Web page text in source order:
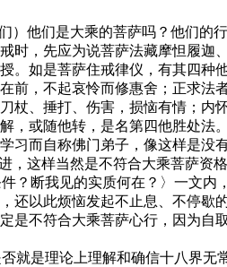
他们是大乘的菩萨吗？他们的
，先应为说菩萨法藏摩怛履迦
如是菩萨住戒律仪，有其四
，不起哀怜而修惠舍；正求法
、捶打、伤害，损恼有情；内
或随他转，是名第四他胜处法
而自称佛门弟子，像这样是没
这样当然是不符合大乘菩萨资
？断我见的实质何在？〉一文
以此烦恼发起不止息、不停歇
不符合大乘菩萨心行，因为自
就是理论上理解和确信十八界